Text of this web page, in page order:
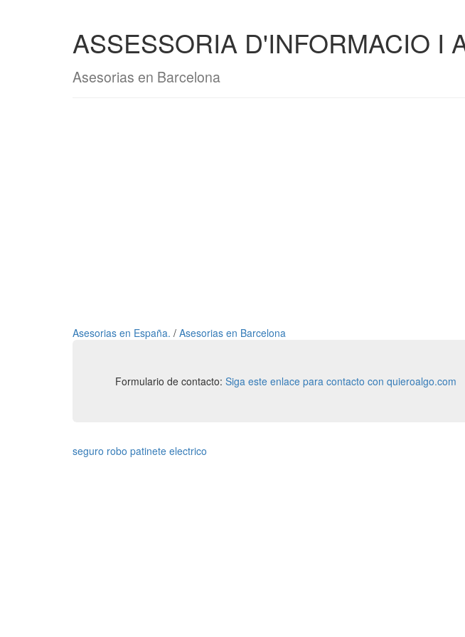
ASSESSORIA D'INFORMACIO I
Asesorias en Barcelona
Asesorias en España. / Asesorias en Barcelona
Formulario de contacto: Siga este enlace para contacto con quieroalgo.com
seguro robo patinete electrico